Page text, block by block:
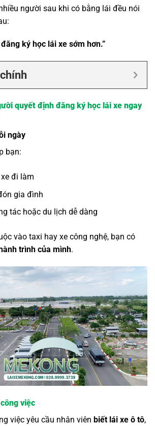
người sau khi có bằng lái đều nói
ký học lái xe sớm hơn.”
quyết định đăng ký học lái xe ngay
ngày
bạn:
đi làm
gia đình
tác hoặc du lịch dễ dàng
vào taxi hay xe công nghệ, bạn có
trình của mình.
việc
việc yêu cầu nhân viên biết lái xe ô tô,